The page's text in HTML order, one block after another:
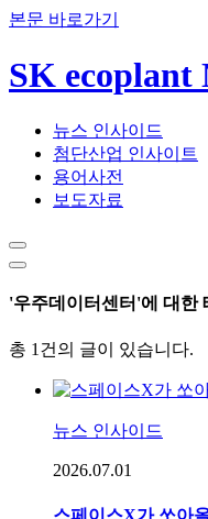
본문 바로가기
SK
뉴스 인사이드
첨단산업 인사이트
용어사전
보도자료
'우주데이터센터'에 대한
총 1건의 글이 있습니다.
뉴스 인사이드
2026.07.01
스페이스X가 쏘아